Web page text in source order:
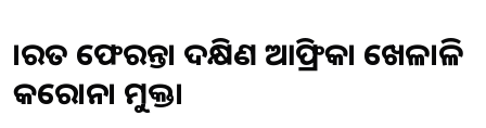
ଭାରତ ଫେରନ୍ତା ଦକ୍ଷିଣ ଆଫ୍ରିକା ଖେଳାଳି
କରୋନା ମୁକ୍ତ।